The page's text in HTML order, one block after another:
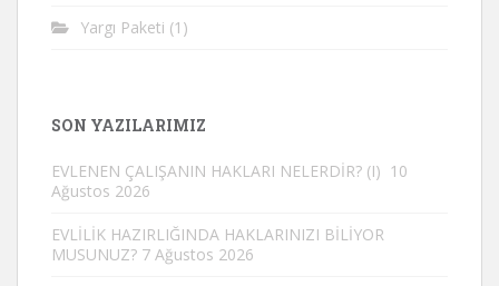
Yargı Paketi (1)
SON YAZILARIMIZ
EVLENEN ÇALIŞANIN HAKLARI NELERDİR? (I) 10
Ağustos 2026
EVLİLİK HAZIRLIĞINDA HAKLARINIZI BİLİYOR
MUSUNUZ? 7 Ağustos 2026